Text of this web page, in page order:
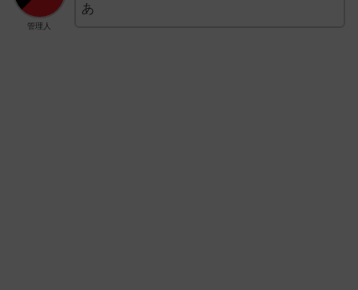
管理人
あ